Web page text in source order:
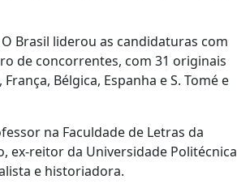
Brasil liderou as candidaturas com
de concorrentes, com 31 originais
Bélgica, Espanha e S. Tomé e
na Faculdade de Letras da
ex-reitor da Universidade Politécnica
e historiadora.